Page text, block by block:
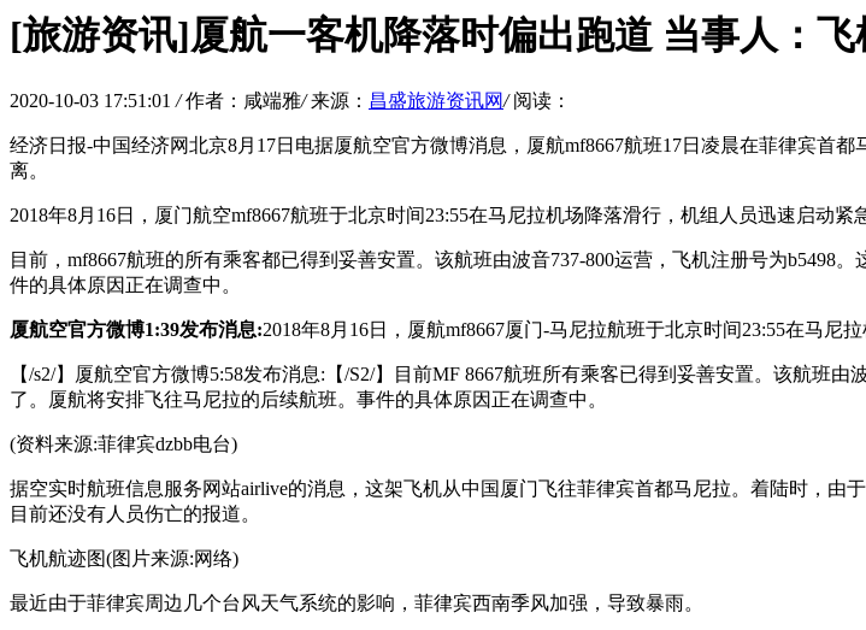
[旅游资讯]厦航一客机降落时偏出跑道 当事人：
2020-10-03 17:51:01 / 作者：咸端雅/ 来源： 昌盛旅游资讯网/ 阅读：
经济日报-中国经济网北京8月17日电据厦航空官方微博消息，厦航mf8667航班17日凌晨在菲律宾首
离。
2018年8月16日，厦门航空mf8667航班于北京时间23:55在马尼拉机场降落滑行，机组人员迅速启动
目前，mf8667航班的所有乘客都已得到妥善安置。该航班由波音737-800运营，飞机注册号为
件的具体原因正在调查中。
厦航空官方微博1:39发布消息:2018年8月16日，厦航mf8667厦门-马尼拉航班于北京时间23:55在马尼
【/s2/】厦航空官方微博5:58发布消息:【/S2/】目前MF 8667航班所有乘客已得到妥善安置。该航班
了。厦航将安排飞往马尼拉的后续航班。事件的具体原因正在调查中。
(资料来源:菲律宾dzbb电台)
据空实时航班信息服务网站airlive的消息，这架飞机从中国厦门飞往菲律宾首都马尼拉。着陆时，由
目前还没有人员伤亡的报道。
飞机航迹图(图片来源:网络)
最近由于菲律宾周边几个台风天气系统的影响，菲律宾西南季风加强，导致暴雨。